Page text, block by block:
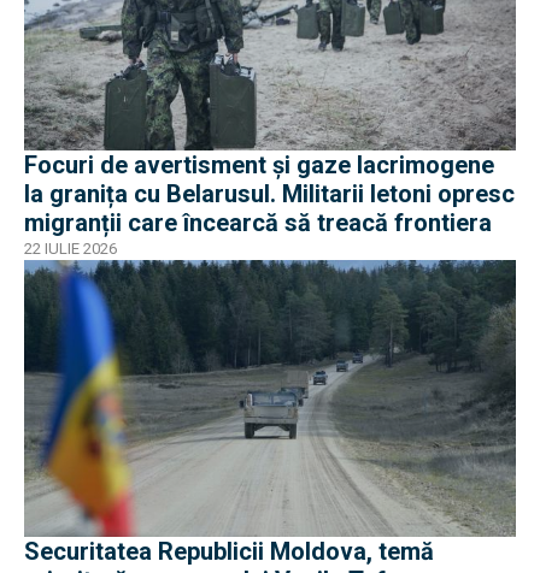
Focuri de avertisment și gaze lacrimogene
la granița cu Belarusul. Militarii letoni opresc
migranții care încearcă să treacă frontiera
22 IULIE 2026
Securitatea Republicii Moldova, temă